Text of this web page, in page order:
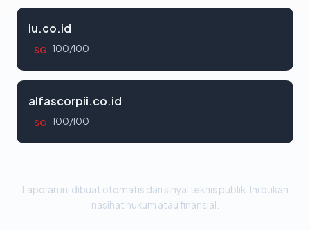
iu.co.id
SG 100/100
alfascorpii.co.id
SG 100/100
Laporan ini dibuat otomatis dari sinyal teknis publik. Ini bukan
nasihat hukum atau finansial.